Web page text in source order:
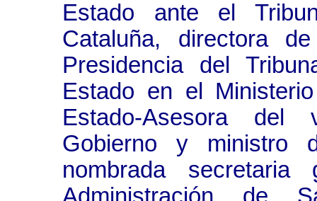
Estado ante el
Cataluña, directora
Presidencia del
Estado en el
Estado-Asesora del
Gobierno y ministro
nombrada
Administración de